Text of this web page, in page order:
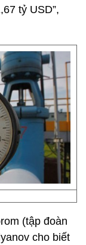
tỷ USD”,
(tập đoàn
cho biết